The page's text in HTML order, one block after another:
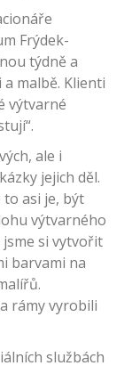
Frýdek-
týdně a
malbě. Klienti
výtvarné
ale i
jejich děl.
to asi je, být
výtvarného
si vytvořit
barvami na
rámy vyrobili
službách